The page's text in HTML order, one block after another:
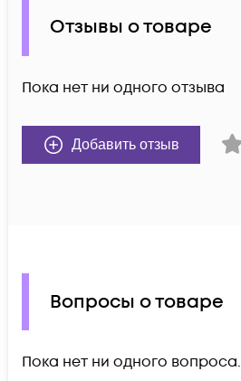
Отзывы о товаре
Пока нет ни одного отзыва
Добавить отзыв
Вопросы о товаре
Пока нет ни одного вопроса.